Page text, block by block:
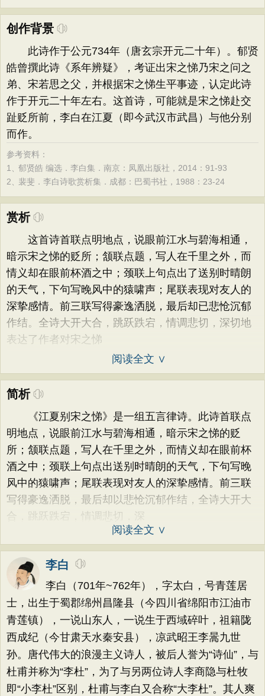
创作背景
此诗作于公元734年（唐玄宗开元二十年）。郁贤
皓曾撰此诗《系年辨疑》，考证出宋之悌乃宋之问之
弟、宋若思之父，并根据宋之悌生平事迹，认定此诗
作于开元二十年左右。这首诗，可能就是宋之悌赴交
趾贬所前，李白在江夏（即今武汉市武昌）与他分别
而作。
参考资料：
1、郁贤皓 编选．李白集．南京：凤凰出版社，2014：91-93
2、裴斐．李白诗歌赏析集．成都：巴蜀书社，1988：23-24
赏析
这首诗首联点明地点，说眼前江水与碧海相通，
暗示宋之悌的贬所；颔联点题，写人在千里之外，而
情义却在眼前杯酒之中；颈联上句点出了送别时晴朗
的天气，下句写晚风中的猿啸声；尾联表现对友人的
深挚感情。前三联写得豪逸洒脱，最后却已悲怆沉郁
作结。全诗大开大合，跳跃跌宕，情调悲切，深切地
表达了作者对宋之悌
阅读全文 ∨
简析
《江夏别宋之悌》是一组五言律诗。此诗首联点
明地点，说眼前江水与碧海相通，暗示宋之悌的贬
所；颔联点题，写人在千里之外，而情义却在眼前杯
酒之中；颈联上句点出送别时晴朗的天气，下句写晚
风中的猿啸声；尾联表现对友人的深挚感情。前三联
写得豪逸洒脱，最后却以悲怆沉郁作结，全诗大开大
合，跳跃跌宕，情调悲切，深
阅读全文 ∨
李白
李白（701年~762年），字太白，号青莲居
士，出生于蜀郡绵州昌隆县（今四川省绵阳市江油市
青莲镇），一说山东人，一说生于西域碎叶，祖籍陇
西成纪（今甘肃天水秦安县），凉武昭王李暠九世
孙。唐代伟大的浪漫主义诗人，被后人誉为“诗仙”，与
杜甫并称为“李杜”，为了与另两位诗人李商隐与杜牧
即“小李杜”区别，杜甫与李白又合称“大李杜”。其人爽